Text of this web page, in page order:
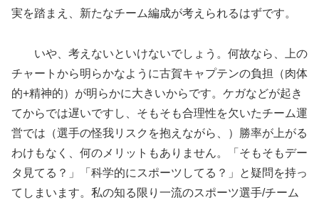
実を踏まえ、新たなチーム編成が考えられるはずです。
いや、考えないといけないでしょう。何故なら、上の
チャートから明らかなように古賀キャプテンの負担（肉体
的+精神的）が明らかに大きいからです。ケガなどが起き
てからでは遅いですし、そもそも合理性を欠いたチーム運
営では（選手の怪我リスクを抱えながら、）勝率が上がる
わけもなく、何のメリットもありません。「そもそもデー
タ見てる？」「科学的にスポーツしてる？」と疑問を持っ
てしまいます。私の知る限り一流のスポーツ選手/チーム